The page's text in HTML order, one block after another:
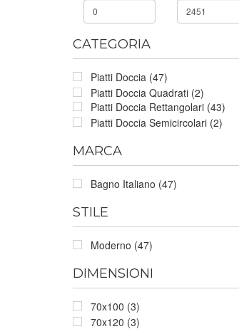
CATEGORIA
Piatti Doccia (47)
Piatti Doccia Quadrati (2)
Piatti Doccia Rettangolari (43)
Piatti Doccia Semicircolari (2)
MARCA
Bagno Italiano (47)
STILE
Moderno (47)
DIMENSIONI
70x100 (3)
70x120 (3)